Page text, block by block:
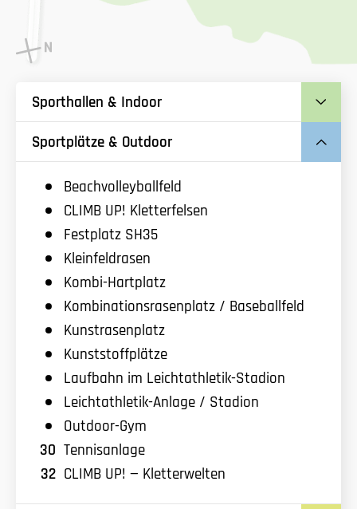
Sporthallen & Indoor
Sportplätze & Outdoor
Beachvolleyballfeld
CLIMB UP! Kletterfelsen
Festplatz SH35
Kleinfeldrasen
Kombi-Hartplatz
Kombinationsrasenplatz / Baseballfeld
Kunstrasenplatz
Kunststoffplätze
Laufbahn im Leichtathletik-Stadion
Leichtathletik-Anlage / Stadion
Outdoor-Gym
30 Tennisanlage
32 CLIMB UP! — Kletterwelten